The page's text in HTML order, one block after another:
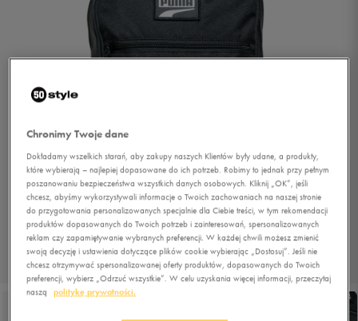
Chronimy Twoje dane
Dokładamy wszelkich starań, aby zakupy naszych Klientów były udane, a produkty,
które wybierają – najlepiej dopasowane do ich potrzeb. Robimy to jednak przy pełnym
poszanowaniu bezpieczeństwa wszystkich danych osobowych. Kliknij „OK”, jeśli
chcesz, abyśmy wykorzystywali informacje o Twoich zachowaniach na naszej stronie
do przygotowania personalizowanych specjalnie dla Ciebie treści, w tym rekomendacji
produktów dopasowanych do Twoich potrzeb i zainteresowań, spersonalizowanych
reklam czy zapamiętywanie wybranych preferencji. W każdej chwili możesz zmienić
swoją decyzję i ustawienia dotyczące plików cookie wybierając „Dostosuj”. Jeśli nie
chcesz otrzymywać spersonalizowanej oferty produktów, dopasowanych do Twoich
preferencji, wybierz „Odrzuć wszystkie”. W celu uzyskania więcej informacji, przeczytaj
naszą
politykę prywatności.